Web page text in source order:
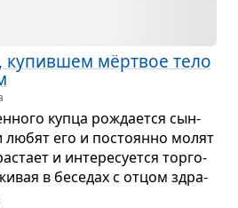
купив­шем мёрт­вое тело
купца рожда­ется сын-
любят его и посто­янно молят
и инте­ре­су­ется тор­го­
в бесе­дах с отцом здра­